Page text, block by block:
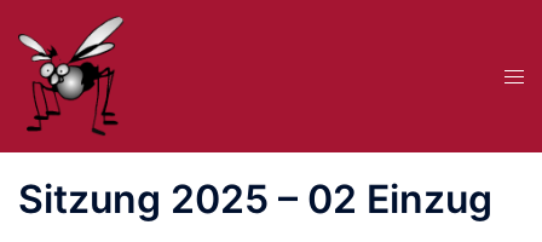
Inhalt
springen
Sitzung 2025 – 02 Einzug